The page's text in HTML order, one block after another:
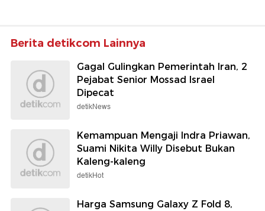
Berita detikcom Lainnya
Gagal Gulingkan Pemerintah Iran, 2
Pejabat Senior Mossad Israel
Dipecat
detikNews
Kemampuan Mengaji Indra Priawan,
Suami Nikita Willy Disebut Bukan
Kaleng-kaleng
detikHot
Harga Samsung Galaxy Z Fold 8,